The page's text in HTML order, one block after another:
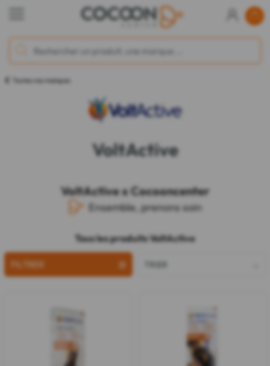
Toutes nos marques
VoltActive
VoltActive x Cocooncenter
Ensemble, prenons soin
Tous les produits VoltActive
FILTRER